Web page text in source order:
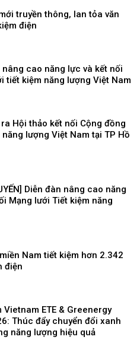
truyền thông, lan tỏa văn
điện
nâng cao năng lực và kết nối
tiết kiệm năng lượng Việt Nam
Hội thảo kết nối Cộng đồng
năng lượng Việt Nam tại TP Hồ
Diễn đàn nâng cao năng
Mạng lưới Tiết kiệm năng
Nam tiết kiệm hơn 2.342
điện
Vietnam ETE & Greenergy
Thúc đẩy chuyển đổi xanh
năng lượng hiệu quả